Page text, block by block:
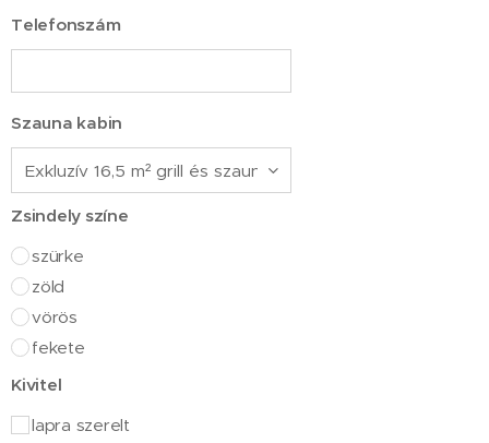
Telefonszám
Szauna kabin
Zsindely színe
szürke
zöld
vörös
fekete
Kivitel
lapra szerelt